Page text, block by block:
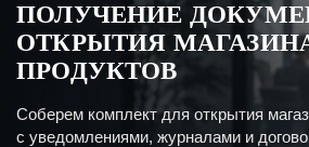
ПОЛУЧЕНИЕ
ОТКРЫТИЯ
ПРОДУКТОВ
Соберем комплект для открытия
с уведомлениями, журналами и